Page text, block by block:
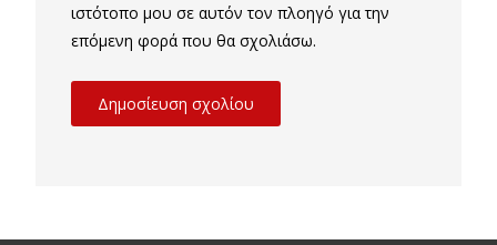
ιστότοπο μου σε αυτόν τον πλοηγό για την
επόμενη φορά που θα σχολιάσω.